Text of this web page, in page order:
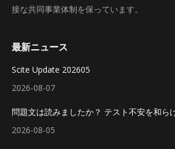
接な共同事業体制を保っています。
最新ニュース
Scite Update 202605
2026-08-07
問題文は読みましたか？ テスト不安を和ら
2026-08-05